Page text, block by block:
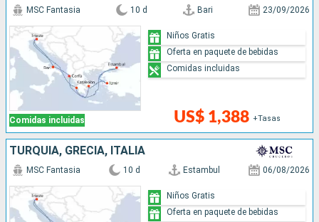
Comidas incluidas
MSC Fantasia 10 d Bari 23/09/2026
US$ 1,388 +Tasas
Niños Gratis
Oferta en paquete de bebidas
Comidas incluidas
TURQUÍA, GRECIA, ITALIA
MSC Fantasia 10 d Estambul 06/08/2026
Niños Gratis
Oferta en paquete de bebidas